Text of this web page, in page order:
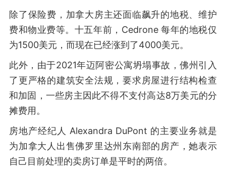
除了保险费，加拿大房主还面临飙升的地税、维护
费和物业费等。十五年前，Cedrone 每年的地税仅
为1500美元，而现在已经涨到了4000美元。
此外，由于2021年迈阿密公寓坍塌事故，佛州引入
了更严格的建筑安全法规，要求房屋进行结构检查
和加固，一些房主因此不得不支付高达8万美元的分
摊费用。
房地产经纪人 Alexandra DuPont 的主要业务就是
为加拿大人出售佛罗里达州东南部的房产，她表示
自己目前处理的卖房订单是平时的两倍。